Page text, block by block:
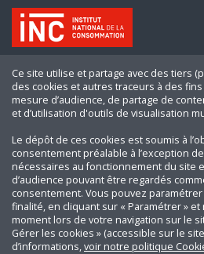
Ce site utilise et partage avec des tiers
des cookies et autres traceurs à des
mesure d’audience, de partage de
et d’utilisation d'outils de visualisation
Le dépôt de ces cookies est soumis à
consentement préalable à l’exception
nécessaires au fonctionnement du site
d’audience pouvant être regardés
consentement. Vous pouvez
finalité, en cliquant sur « Paramétrer »
moment lors de votre navigation sur le
Gérer les cookies » (accessible sur le
d’informations,voir notre politique